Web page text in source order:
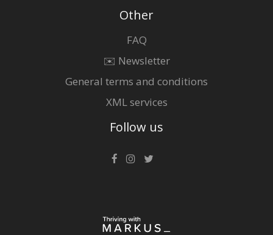
Other
FAQ
✉️ Newsletter
General terms and conditions
XML services
Follow us